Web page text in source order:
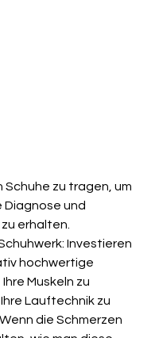
Diagnose und
erhalten.
Investieren
hochwertige
Muskeln zu
Lauftechnik zu
die Schmerzen